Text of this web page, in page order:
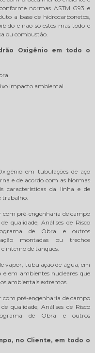
normas ASTM G93 e
a base de hidrocarbonetos,
e não só estes mas todo e
ou combustão.
Oxigênio em todo o
impacto ambiental
em tubulações de aço
e de acordo com as Normas
características da linha e de
trabalho.
com pré-engenharia de campo
qualidade, Análises de Risco
de Obra e outros
montadas ou trechos
interno de tanques.
vapor, tubulação de água, em
em ambientes nucleares que
ambientais extremos.
com pré-engenharia de campo
qualidade, Análises de Risco
de Obra e outros
no Cliente, em todo o